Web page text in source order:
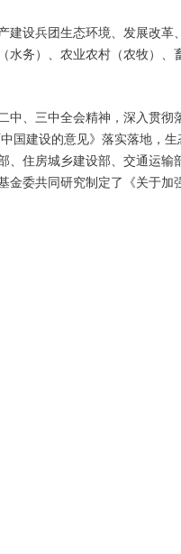
建设兵团生态环境、发展改
水务）、农业农村（农牧）
中、三中全会精神，深入贯
国建设的意见》落实落地，
、住房城乡建设部、交通运
金委共同研究制定了《关于